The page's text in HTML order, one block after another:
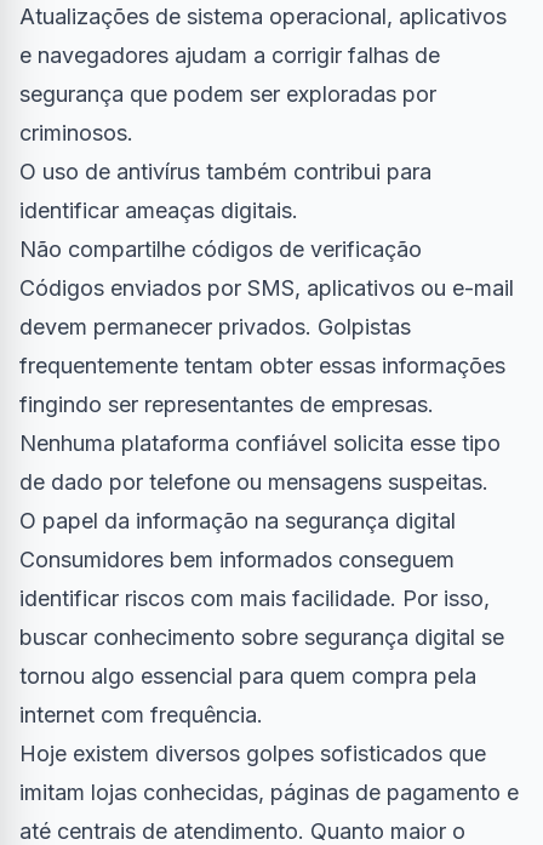
Atualizações de sistema operacional, aplicativos
e navegadores ajudam a corrigir falhas de
segurança que podem ser exploradas por
criminosos.
O uso de antivírus também contribui para
identificar ameaças digitais.
Não compartilhe códigos de verificação
Códigos enviados por SMS, aplicativos ou e-mail
devem permanecer privados. Golpistas
frequentemente tentam obter essas informações
fingindo ser representantes de empresas.
Nenhuma plataforma confiável solicita esse tipo
de dado por telefone ou mensagens suspeitas.
O papel da informação na segurança digital
Consumidores bem informados conseguem
identificar riscos com mais facilidade. Por isso,
buscar conhecimento sobre segurança digital se
tornou algo essencial para quem compra pela
internet com frequência.
Hoje existem diversos golpes sofisticados que
imitam lojas conhecidas, páginas de pagamento e
até centrais de atendimento. Quanto maior o